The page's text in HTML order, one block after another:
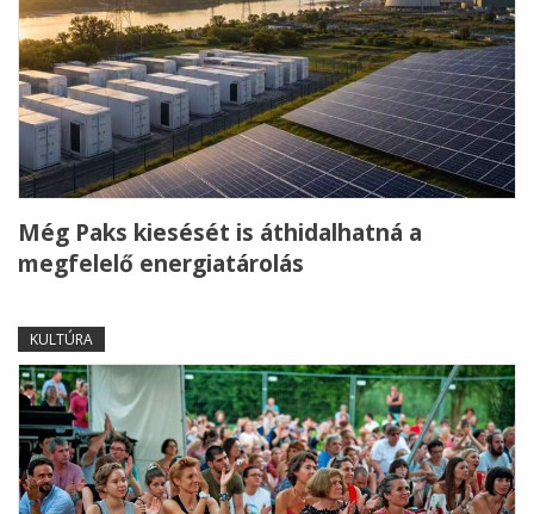
Még Paks kiesését is áthidalhatná a
megfelelő energiatárolás
KULTÚRA